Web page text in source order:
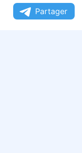
Partager